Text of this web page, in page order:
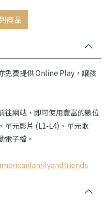
Access code for Classroom
Presentation Tool &
(密碼銀漆一經刮開，恕不退
商品
免費提供 Online Play，讓孩
網站，即可使用豐富的數位
單元影片 (L1-L4)、單元歌
電子檔。